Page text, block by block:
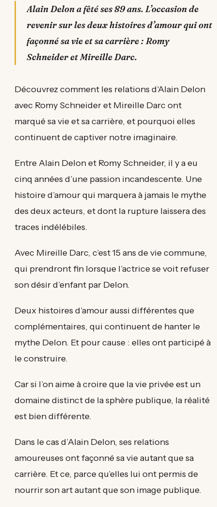
Alain Delon a fêté ses 89 ans. L’occasion de
revenir sur les deux histoires d’amour qui ont
façonné sa vie et sa carrière : Romy
Schneider et Mireille Darc.
Découvrez comment les relations d'Alain Delon
avec Romy Schneider et Mireille Darc ont
marqué sa vie et sa carrière, et pourquoi elles
continuent de captiver notre imaginaire.
Entre Alain Delon et Romy Schneider, il y a eu
cinq années d’une passion incandescente. Une
histoire d’amour qui marquera à jamais le mythe
des deux acteurs, et dont la rupture laissera des
traces indélébiles.
Avec Mireille Darc, c’est 15 ans de vie commune,
qui prendront fin lorsque l’actrice se voit refuser
son désir d’enfant par Delon.
Deux histoires d’amour aussi différentes que
complémentaires, qui continuent de hanter le
mythe Delon. Et pour cause : elles ont participé à
le construire.
Car si l’on aime à croire que la vie privée est un
domaine distinct de la sphère publique, la réalité
est bien différente.
Dans le cas d’Alain Delon, ses relations
amoureuses ont façonné sa vie autant que sa
carrière. Et ce, parce qu’elles lui ont permis de
nourrir son art autant que son image publique.